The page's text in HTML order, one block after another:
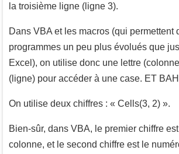
la troisième ligne (ligne 3).
Dans VBA et les macros (qui permettent
programmes un peu plus évolués que
Excel), on utilise donc une lettre
(ligne) pour accéder à une case. ET
On utilise deux chiffres : « Cells(3, 2) ».
Bien-sûr, dans VBA, le premier chiffre
colonne, et le second chiffre est le